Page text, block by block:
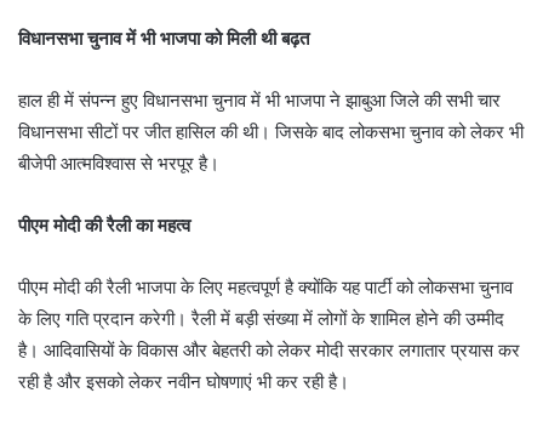
विधानसभा चुनाव में भी भाजपा को मिली थी बढ़त
हाल ही में संपन्न हुए विधानसभा चुनाव में भी भाजपा ने झाबुआ जिले की सभी चार
विधानसभा सीटों पर जीत हासिल की थी। जिसके बाद लोकसभा चुनाव को लेकर भी
बीजेपी आत्मविश्वास से भरपूर है।
पीएम मोदी की रैली का महत्व
पीएम मोदी की रैली भाजपा के लिए महत्वपूर्ण है क्योंकि यह पार्टी को लोकसभा चुनाव
के लिए गति प्रदान करेगी। रैली में बड़ी संख्या में लोगों के शामिल होने की उम्मीद
है। आदिवासियों के विकास और बेहतरी को लेकर मोदी सरकार लगातार प्रयास कर
रही है और इसको लेकर नवीन घोषणाएं भी कर रही है।